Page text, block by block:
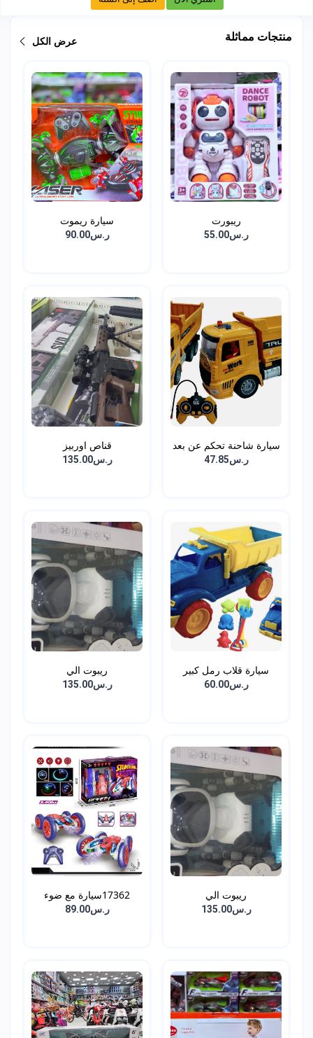
منتجات مماثلة عرض الكل
ريبورت
ر.س55.00
سيارة ريموت
ر.س90.00
سيارة شاحنة تحكم عن بعد
ر.س47.85
قناص اوربيز
ر.س135.00
سيارة قلاب رمل كبير
ر.س60.00
ريبوت الي
ر.س135.00
ريبوت الي
ر.س135.00
17362سيارة مع ضوء
ر.س89.00